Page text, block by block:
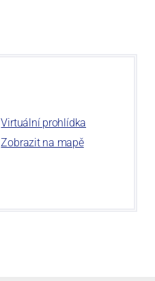
Virtuální prohlídka
Zobrazit na mapě